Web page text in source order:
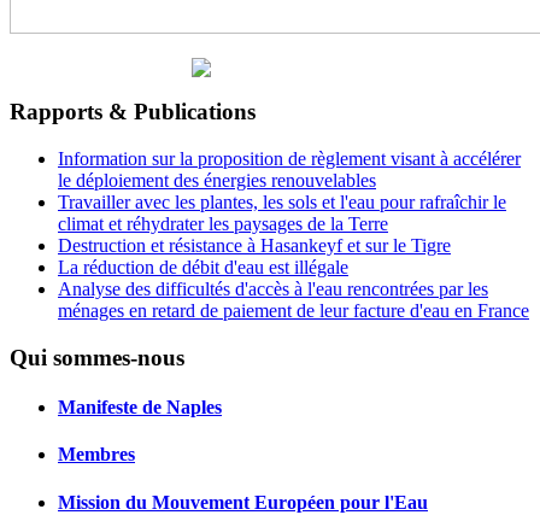
Rapports & Publications
Information sur la proposition de règlement visant à accélérer
le déploiement des énergies renouvelables
Travailler avec les plantes, les sols et l'eau pour rafraîchir le
climat et réhydrater les paysages de la Terre
Destruction et résistance à Hasankeyf et sur le Tigre
La réduction de débit d'eau est illégale
Analyse des difficultés d'accès à l'eau rencontrées par les
ménages en retard de paiement de leur facture d'eau en France
Qui sommes-nous
Manifeste de Naples
Membres
Mission du Mouvement Européen pour l'Eau